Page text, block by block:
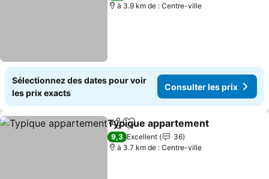
à 3.9 km de : Centre-ville
Sélectionnez des dates pour voir
les prix exacts
Consulter les prix
PartagerAjouter à mes favoris
Typique appartement
9,3 Excellent
36
à 3.7 km de : Centre-ville